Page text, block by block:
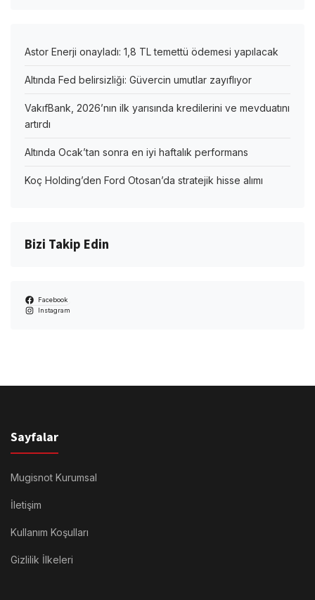
Astor Enerji onayladı: 1,8 TL temettü ödemesi yapılacak
Altında Fed belirsizliği: Güvercin umutlar zayıflıyor
VakıfBank, 2026’nın ilk yarısında kredilerini ve mevduatını
artırdı
Altında Ocak’tan sonra en iyi haftalık performans
Koç Holding’den Ford Otosan’da stratejik hisse alımı
Bizi Takip Edin
Facebook
Instagram
Sayfalar
Mugisnot Kurumsal
İletişim
Kullanım Koşulları
Gizlilik İlkeleri